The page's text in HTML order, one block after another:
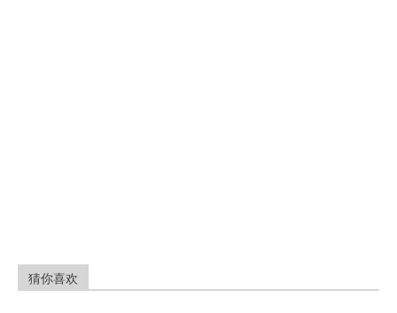
猜你喜欢